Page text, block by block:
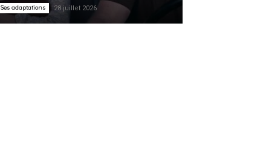
Ses adaptations 28 juillet 2026